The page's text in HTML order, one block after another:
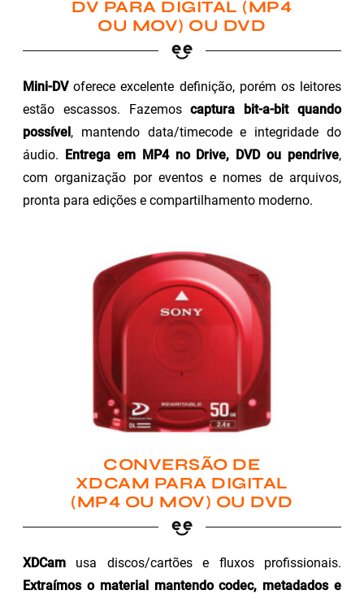
DV PARA DIGITAL (MP4
OU MOV) OU DVD
Mini-DVoferece excelente definição, porém os leitores
estão escassos. Fazemoscaptura bit-a-bit quando
possível, mantendo data/timecode e integridade do
áudio. Entrega em MP4 no Drive, DVD ou pendrive,
com organização por eventos e nomes de arquivos,
pronta para edições e compartilhamento moderno.
CONVERSÃO DE
XDCAM PARA DIGITAL
(MP4 OU MOV) OU DVD
XDCam usa discos/cartões e fluxos profissionais.
Extraímos o material mantendo codec, metadados e